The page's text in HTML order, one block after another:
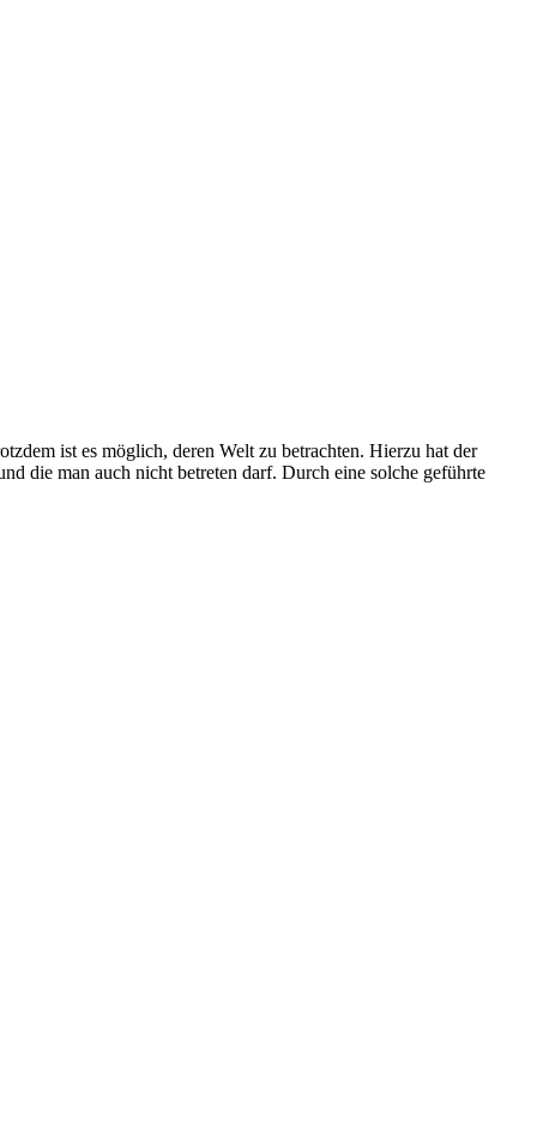
ist es möglich, deren Welt zu betrachten. Hierzu hat der
die man auch nicht betreten darf. Durch eine solche geführte